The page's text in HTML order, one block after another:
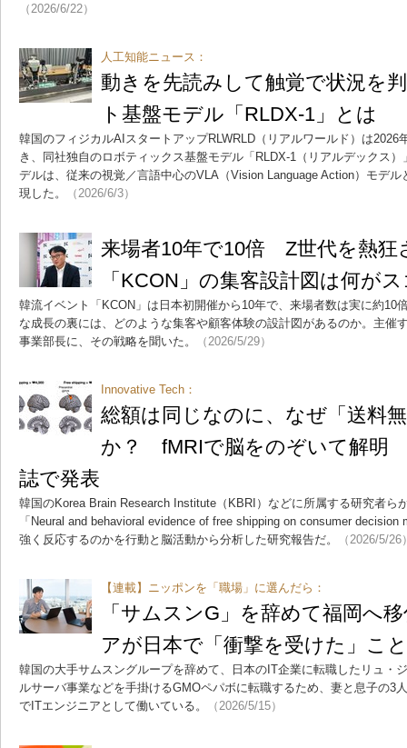
（2026/6/22）
人工知能ニュース：
動きを先読みして触覚で状況を
ト基盤モデル「RLDX-1」とは
韓国のフィジカルAIスタートアップRLWRLD（リアルワールド）は2026
き、同社独自のロボティックス基盤モデル「RLDX-1（リアルデックス
デルは、従来の視覚／言語中心のVLA（Vision Language Action）モデ
現した。
（2026/6/3）
来場者10年で10倍 Z世代を熱狂
「KCON」の集客設計図は何が
韓流イベント「KCON」は日本初開催から10年で、来場者数は実に約10
な成長の裏には、どのような集客や顧客体験の設計図があるのか。主催
事業部長に、その戦略を聞いた。
（2026/5/29）
Innovative Tech：
総額は同じなのに、なぜ「送料
か？ fMRIで脳をのぞいて解明
誌で発表
韓国のKorea Brain Research Institute（KBRI）などに所属する研究者ら
「Neural and behavioral evidence of free shipping on consumer
強く反応するのかを行動と脳活動から分析した研究報告だ。
（2026/5/26
【連載】ニッポンを「職場」に選んだら：
「サムスンG」を辞めて福岡へ
アが日本で「衝撃を受けた」こ
韓国の大手サムスングループを辞めて、日本のIT企業に転職したリュ・
ルサーバ事業などを手掛けるGMOペパボに転職するため、妻と息子の3
でITエンジニアとして働いている。
（2026/5/15）